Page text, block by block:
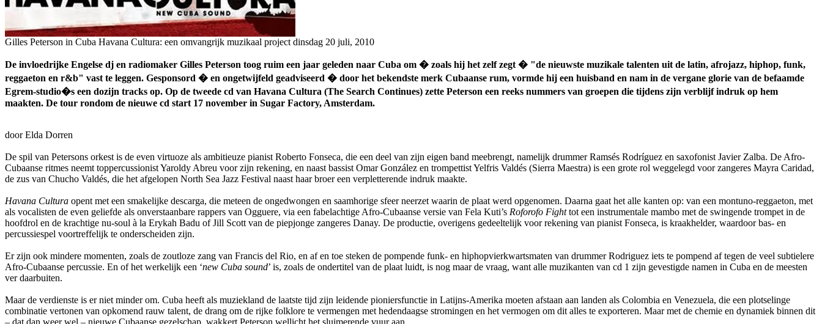
Gilles Peterson in Cuba Havana Cultura: een omvangrijk muzikaal project dinsdag 20 juli, 2010
De invloedrijke Engelse dj en radiomaker Gilles Peterson toog ruim een jaar geleden naar Cuba om � zoals hij het zelf zegt � "de nieuwste muzikale talenten uit de latin, afrojazz, hiphop, funk,
reggaeton en r&b" vast te leggen. Gesponsord � en ongetwijfeld geadviseerd � door het bekendste merk Cubaanse rum, vormde hij een huisband en nam in de vergane glorie van de befaamde
Egrem-studio�s een dozijn tracks op. Op de tweede cd van Havana Cultura (The Search Continues) zette Peterson een reeks nummers van groepen die tijdens zijn verblijf indruk op hem
maakten. De tour rondom de nieuwe cd start 17 november in Sugar Factory, Amsterdam.
door Elda Dorren
De spil van Petersons orkest is de even virtuoze als ambitieuze pianist Roberto Fonseca, die een deel van zijn eigen band meebrengt, namelijk drummer Ramsés Rodríguez en saxofonist Javier Zalba. De Afro-
Cubaanse ritmes neemt toppercussionist Yaroldy Abreu voor zijn rekening, en naast bassist Omar González en trompettist Yelfris Valdés (Sierra Maestra) is een grote rol weggelegd voor zangeres Mayra Caridad,
de zus van Chucho Valdés, die het afgelopen North Sea Jazz Festival naast haar broer een verpletterende indruk maakte.
Havana Cultura opent met een smakelijke descarga, die meteen de ongedwongen en saamhorige sfeer neerzet waarin de plaat werd opgenomen. Daarna gaat het alle kanten op: van een montuno-reggaeton, met
als vocalisten de even geliefde als onverstaanbare rappers van Ogguere, via een fabelachtige Afro-Cubaanse versie van Fela Kuti’s Roforofo Fighttot een instrumentale mambo met de swingende trompet in de
hoofdrol en de krachtige nu-soul à la Erykah Badu of Jill Scott van de piepjonge zangeres Danay. De productie, overigens gedeeltelijk voor rekening van pianist Fonseca, is kraakhelder, waardoor bas- en
percussiespel voortreffelijk te onderscheiden zijn.
Er zijn ook mindere momenten, zoals de zoutloze zang van Francis del Rio, en af en toe steken de pompende funk- en hiphopvierkwartsmaten van drummer Rodriguez iets te pompend af tegen de veel subtielere
Afro-Cubaanse percussie. En of het werkelijk een ‘new Cuba sound’ is, zoals de ondertitel van de plaat luidt, is nog maar de vraag, want alle muzikanten van cd 1 zijn gevestigde namen in Cuba en de meesten
ver daarbuiten.
Maar de verdienste is er niet minder om. Cuba heeft als muziekland de laatste tijd zijn leidende pioniersfunctie in Latijns-Amerika moeten afstaan aan landen als Colombia en Venezuela, die een plotselinge
combinatie vertonen van opkomend rauw talent, de drang om de rijke folklore te vermengen met hedendaagse stromingen en het vermogen om dit alles te exporteren. Maar met de chemie en dynamiek binnen dit
– dat dan weer wel – nieuwe Cubaanse gezelschap, wakkert Peterson wellicht het sluimerende vuur aan.